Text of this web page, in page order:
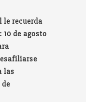
le recuerda
de agosto
las